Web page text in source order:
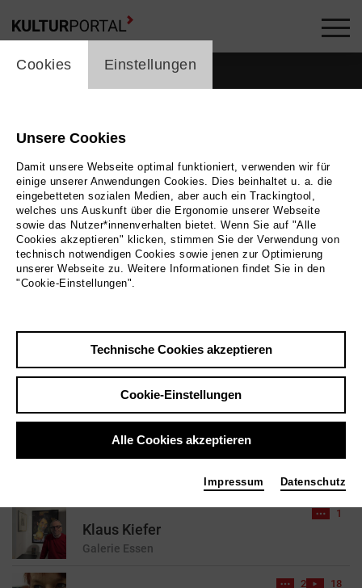
Mitglieder im Netzwerk
Menschen
Stichwortsuche
label_user_categories
Stadt / Region
Klaus Kiefer
Galerie Essen
1
2 18
cookie_layer
Cookies Einstellungen
Unsere Cookies
Damit unsere Webseite optimal funktioniert, verwenden wir für
einige unserer Anwendungen Cookies. Dies beinhaltet u. a. die
eingebetteten sozialen Medien, aber auch ein Trackingtool,
welches uns Auskunft über die Ergonomie unserer Webseite
sowie das Nutzer*innenverhalten bietet. Wenn Sie auf "Alle
Cookies akzeptieren" klicken, stimmen Sie der Verwendung von
technisch notwendigen Cookies sowie jenen zur Optimierung
unserer Webseite zu. Weitere Informationen findet Sie in den
"Cookie-Einstellungen".
Technische Cookies akzeptieren
Cookie-Einstellungen
Alle Cookies akzeptieren
Impressum Datenschutz